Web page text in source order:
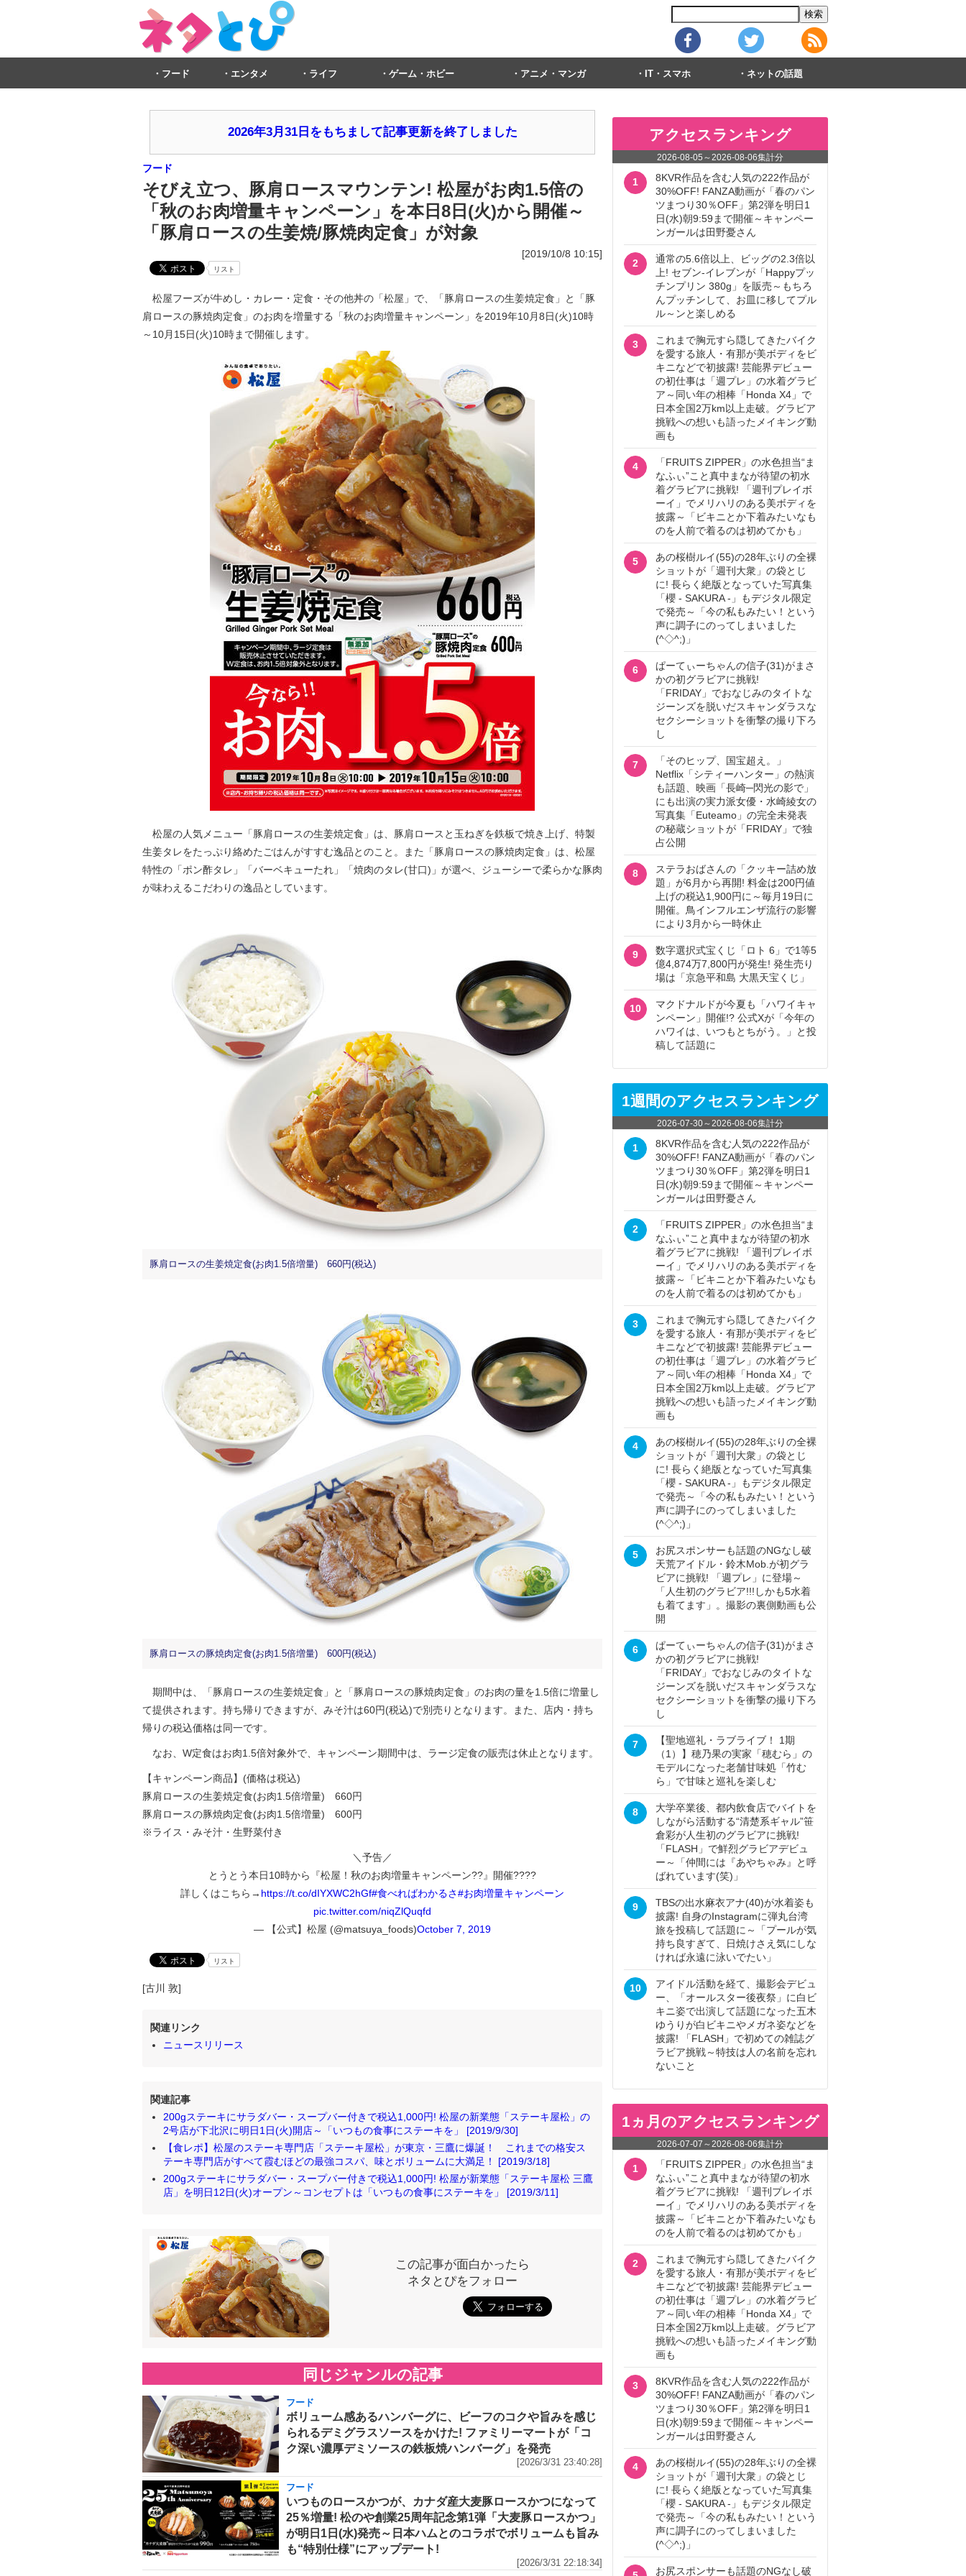
フード エンタメ ライフ ゲーム・ホビー アニメ・マンガ IT・スマホ ネットの話題
2026年3月31日をもちまして記事更新を終了しました
フード
そびえ立つ、豚肩ロースマウンテン! 松屋がお肉1.5倍の
「秋のお肉増量キャンペーン」を本日8日(火)から開催～
「豚肩ロースの生姜焼/豚焼肉定食」が対象
[2019/10/8 10:15]
リスト
松屋フーズが牛めし・カレー・定食・その他丼の「松屋」で、「豚肩ロースの生姜焼定食」と「豚
肩ロースの豚焼肉定食」のお肉を増量する「秋のお肉増量キャンペーン」を2019年10月8日(火)10時
～10月15日(火)10時まで開催します。
松屋の人気メニュー「豚肩ロースの生姜焼定食」は、豚肩ロースと玉ねぎを鉄板で焼き上げ、特製
生姜タレをたっぷり絡めたごはんがすすむ逸品とのこと。また「豚肩ロースの豚焼肉定食」は、松屋
特性の「ポン酢タレ」「バーベキューたれ」「焼肉のタレ(甘口)」が選べ、ジューシーで柔らかな豚肉
が味わえるこだわりの逸品としています。
豚肩ロースの生姜焼定食(お肉1.5倍増量) 660円(税込)
豚肩ロースの豚焼肉定食(お肉1.5倍増量) 600円(税込)
期間中は、「豚肩ロースの生姜焼定食」と「豚肩ロースの豚焼肉定食」のお肉の量を1.5倍に増量し
て提供されます。持ち帰りできますが、みそ汁は60円(税込)で別売りとなります。また、店内・持ち
帰りの税込価格は同一です。
なお、W定食はお肉1.5倍対象外で、キャンペーン期間中は、ラージ定食の販売は休止となります。
【キャンペーン商品】(価格は税込)
豚肩ロースの生姜焼定食(お肉1.5倍増量) 660円
豚肩ロースの豚焼肉定食(お肉1.5倍増量) 600円
※ライス・みそ汁・生野菜付き
＼予告／
とうとう本日10時から『松屋！秋のお肉増量キャンペーン??』開催????
詳しくはこちら→ https://t.co/dIYXWC2hGf#食べればわかるさ#お肉増量キャンペーン
pic.twitter.com/niqZlQuqfd
— 【公式】松屋 (@matsuya_foods)October 7, 2019
リスト
[古川 敦]
関連リンク
ニュースリリース
関連記事
200gステーキにサラダバー・スープバー付きで税込1,000円! 松屋の新業態「ステーキ屋松」の
2号店が下北沢に明日1日(火)開店～「いつもの食事にステーキを」 [2019/9/30]
【食レポ】松屋のステーキ専門店「ステーキ屋松」が東京・三鷹に爆誕！ これまでの格安ス
テーキ専門店がすべて霞むほどの最強コスパ、味とボリュームに大満足！ [2019/3/18]
200gステーキにサラダバー・スープバー付きで税込1,000円! 松屋が新業態「ステーキ屋松 三鷹
店」を明日12日(火)オープン～コンセプトは「いつもの食事にステーキを」 [2019/3/11]
この記事が面白かったら
ネタとぴをフォロー
同じジャンルの記事
フード
ボリューム感あるハンバーグに、ビーフのコクや旨みを感じ
られるデミグラスソースをかけた! ファミリーマートが「コ
ク深い濃厚デミソースの鉄板焼ハンバーグ」を発売
[2026/3/31 23:40:28]
フード
いつものロースかつが、カナダ産大麦豚ロースかつになって
25％増量! 松のや創業25周年記念第1弾「大麦豚ロースかつ」
が明日1日(水)発売～日本ハムとのコラボでボリュームも旨み
も“特別仕様”にアップデート!
[2026/3/31 22:18:34]
アクセスランキング
2026-08-05 ～2026-08-06集計分
1
8KVR作品を含む人気の222作品が
30%OFF! FANZA動画が「春のパン
ツまつり30％OFF」第2弾を明日1
日(水)朝9:59まで開催～キャンペー
ンガールは田野憂さん
2
通常の5.6倍以上、ビッグの2.3倍以
上! セブン‐イレブンが「Happyプッ
チンプリン 380g」を販売～もちろ
んプッチンして、お皿に移してプル
ル～ンと楽しめる
3
これまで胸元すら隠してきたバイク
を愛する旅人・有那が美ボディをビ
キニなどで初披露! 芸能界デビュー
の初仕事は「週プレ」の水着グラビ
ア～同い年の相棒「Honda X4」で
日本全国2万km以上走破。グラビア
挑戦への想いも語ったメイキング動
画も
4
「FRUITS ZIPPER」の水色担当“ま
なふぃ”こと真中まなが待望の初水
着グラビアに挑戦! 「週刊プレイボ
ーイ」でメリハリのある美ボディを
披露～「ビキニとか下着みたいなも
のを人前で着るのは初めてかも」
5
あの桜樹ルイ(55)の28年ぶりの全裸
ショットが「週刊大衆」の袋とじ
に! 長らく絶版となっていた写真集
「櫻 - SAKURA -」もデジタル限定
で発売～「今の私もみたい！という
声に調子にのってしまいました
(^◇^;)」
6
ぱーてぃーちゃんの信子(31)がまさ
かの初グラビアに挑戦!
「FRIDAY」でおなじみのタイトな
ジーンズを脱いだスキャンダラスな
セクシーショットを衝撃の撮り下ろ
し
7
「そのヒップ、国宝超え。」
Netflix「シティーハンター」の熱演
も話題、映画「長崎─閃光の影で」
にも出演の実力派女優・水崎綾女の
写真集「Euteamo」の完全未発表
の秘蔵ショットが「FRIDAY」で独
占公開
8
ステラおばさんの「クッキー詰め放
題」が6月から再開! 料金は200円値
上げの税込1,900円に～毎月19日に
開催。鳥インフルエンザ流行の影響
により3月から一時休止
9
数字選択式宝くじ「ロト 6」で1等5
億4,874万7,800円が発生! 発生売り
場は「京急平和島 大黒天宝くじ」
10
マクドナルドが今夏も「ハワイキャ
ンペーン」開催!? 公式Xが「今年の
ハワイは、いつもとちがう。」と投
稿して話題に
1週間のアクセスランキング
2026-07-30～2026-08-06集計分
1
8KVR作品を含む人気の222作品が
30%OFF! FANZA動画が「春のパン
ツまつり30％OFF」第2弾を明日1
日(水)朝9:59まで開催～キャンペー
ンガールは田野憂さん
2
「FRUITS ZIPPER」の水色担当“ま
なふぃ”こと真中まなが待望の初水
着グラビアに挑戦! 「週刊プレイボ
ーイ」でメリハリのある美ボディを
披露～「ビキニとか下着みたいなも
のを人前で着るのは初めてかも」
3
これまで胸元すら隠してきたバイク
を愛する旅人・有那が美ボディをビ
キニなどで初披露! 芸能界デビュー
の初仕事は「週プレ」の水着グラビ
ア～同い年の相棒「Honda X4」で
日本全国2万km以上走破。グラビア
挑戦への想いも語ったメイキング動
画も
4
あの桜樹ルイ(55)の28年ぶりの全裸
ショットが「週刊大衆」の袋とじ
に! 長らく絶版となっていた写真集
「櫻 - SAKURA -」もデジタル限定
で発売～「今の私もみたい！という
声に調子にのってしまいました
(^◇^;)」
5
お尻スポンサーも話題のNGなし破
天荒アイドル・鈴木Mob.が初グラ
ビアに挑戦! 「週プレ」に登場～
「人生初のグラビア!!!しかも5水着
も着てます」。撮影の裏側動画も公
開
6
ぱーてぃーちゃんの信子(31)がまさ
かの初グラビアに挑戦!
「FRIDAY」でおなじみのタイトな
ジーンズを脱いだスキャンダラスな
セクシーショットを衝撃の撮り下ろ
し
7
【聖地巡礼・ラブライブ！ 1期
（1）】穂乃果の実家「穂むら」の
モデルになった老舗甘味処「竹む
ら」で甘味と巡礼を楽しむ
8
大学卒業後、都内飲食店でバイトを
しながら活動する“清楚系ギャル”笹
倉彩が人生初のグラビアに挑戦!
「FLASH」で鮮烈グラビアデビュ
ー～「仲間には『あやちゃみ』と呼
ばれています(笑)」
9
TBSの出水麻衣アナ(40)が水着姿も
披露! 自身のInstagramに弾丸台湾
旅を投稿して話題に～「プールが気
持ち良すぎて、日焼けさえ気にしな
ければ永遠に泳いでたい」
10
アイドル活動を経て、撮影会デビュ
ー、「オールスター後夜祭」に白ビ
キニ姿で出演して話題になった五木
ゆうりが白ビキニやメガネ姿などを
披露! 「FLASH」で初めての雑誌グ
ラビア挑戦～特技は人の名前を忘れ
ないこと
1ヵ月のアクセスランキング
2026-07-07 ～2026-08-06集計分
1
「FRUITS ZIPPER」の水色担当“ま
なふぃ”こと真中まなが待望の初水
着グラビアに挑戦! 「週刊プレイボ
ーイ」でメリハリのある美ボディを
披露～「ビキニとか下着みたいなも
のを人前で着るのは初めてかも」
2
これまで胸元すら隠してきたバイク
を愛する旅人・有那が美ボディをビ
キニなどで初披露! 芸能界デビュー
の初仕事は「週プレ」の水着グラビ
ア～同い年の相棒「Honda X4」で
日本全国2万km以上走破。グラビア
挑戦への想いも語ったメイキング動
画も
3
8KVR作品を含む人気の222作品が
30%OFF! FANZA動画が「春のパン
ツまつり30％OFF」第2弾を明日1
日(水)朝9:59まで開催～キャンペー
ンガールは田野憂さん
4
あの桜樹ルイ(55)の28年ぶりの全裸
ショットが「週刊大衆」の袋とじ
に! 長らく絶版となっていた写真集
「櫻 - SAKURA -」もデジタル限定
で発売～「今の私もみたい！という
声に調子にのってしまいました
(^◇^;)」
お尻スポンサーも話題のNGなし破